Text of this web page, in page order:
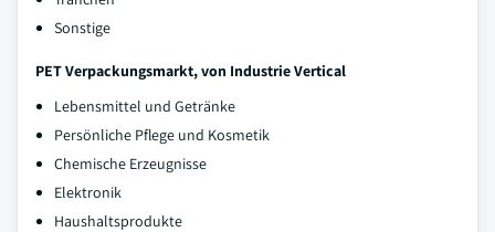
Sonstige
PET Verpackungsmarkt, von Industrie Vertical
Lebensmittel und Getränke
Persönliche Pflege und Kosmetik
Chemische Erzeugnisse
Elektronik
Haushaltsprodukte